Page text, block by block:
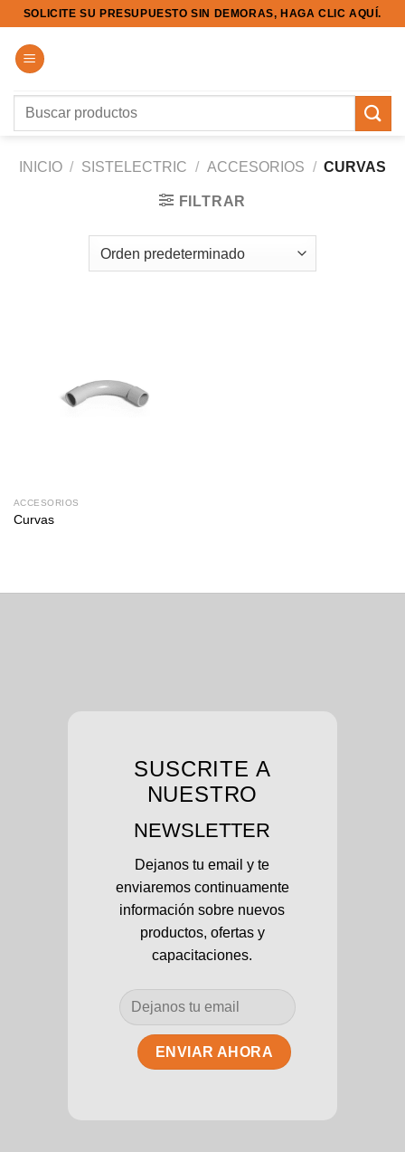
Saltar
contenido
SOLICITE SU PRESUPUESTO SIN DEMORAS, HAGA CLIC AQUÍ.
Buscar
INICIO / SISTELECTRIC / ACCESORIOS / CURVAS
FILTRAR
ACCESORIOS
Curvas
SUSCRITE A
NUESTRO
NEWSLETTER
Dejanos tu email y te
enviaremos continuamente
información sobre nuevos
productos, ofertas y
capacitaciones.